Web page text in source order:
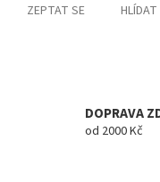
ZEPTAT SE HLÍDAT
DOPRAVA
od 2000 Kč